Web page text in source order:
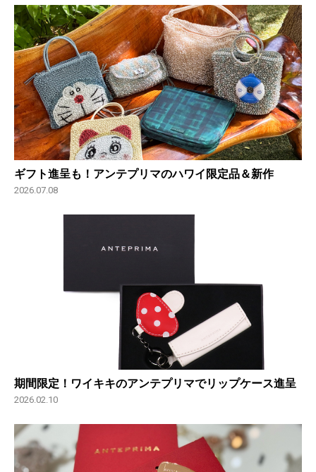
ギフト進呈も！アンテプリマのハワイ限定品＆新作
2026.07.08
期間限定！ワイキキのアンテプリマでリップケース進呈
2026.02.10